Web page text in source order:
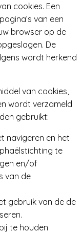
cookies. Een
van een
browser op de
De
wordt herkend
van cookies,
wordt verzameld
gebruikt:
navigeren en het
te
en/of
van de
gebruik van de de
te houden